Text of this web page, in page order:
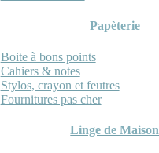
Papèterie
Boite à bons points
Cahiers & notes
Stylos, crayon et feutres
Fournitures pas cher
Linge de Maison